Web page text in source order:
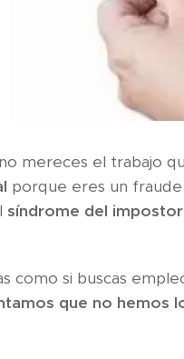
mereces el trabajo
porque eres un
síndrome del impostor
como si buscas
que no hemos